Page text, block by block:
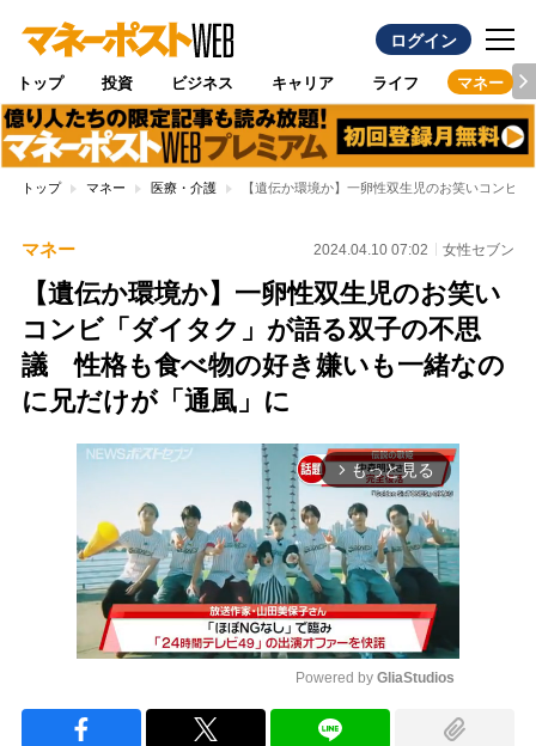
ログイン
トップ 投資 ビジネス キャリア ライフ マネー
トップ マネー 医療・介護 【遺伝か環境か】一卵性双生児のお笑いコンビ
マネー 2024.04.10 07:02 女性セブン
【遺伝か環境か】一卵性双生児のお笑い
コンビ「ダイタク」が語る双子の不思
議 性格も食べ物の好き嫌いも一緒なの
に兄だけが「通風」に
arrow_forward_ios もっと見る
Powered by GliaStudios